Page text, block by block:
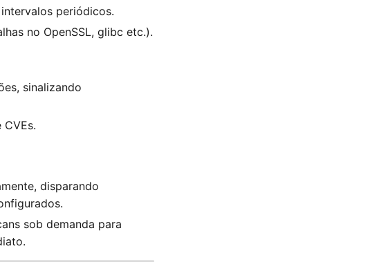
periódicos.
no OpenSSL, glibc etc.).
sinalizando
disparando
sob demanda para